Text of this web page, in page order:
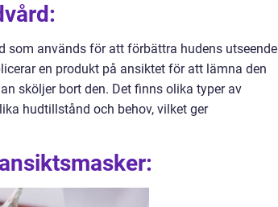
som används för att förbättra hudens utseende
en produkt på ansiktet för att lämna den
sköljer bort den. Det finns olika typer av
hudtillstånd och behov, vilket ger